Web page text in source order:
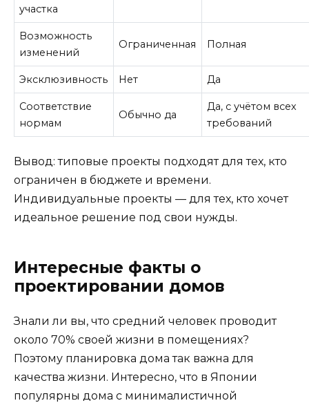
участка
Возможность
изменений
Ограниченная Полная
Эксклюзивность Нет Да
Соответствие
нормам
Обычно да
Да, с учётом всех
требований
Вывод: типовые проекты подходят для тех, кто
ограничен в бюджете и времени.
Индивидуальные проекты — для тех, кто хочет
идеальное решение под свои нужды.
Интересные факты о
проектировании домов
Знали ли вы, что средний человек проводит
около 70% своей жизни в помещениях?
Поэтому планировка дома так важна для
качества жизни. Интересно, что в Японии
популярны дома с минималистичной